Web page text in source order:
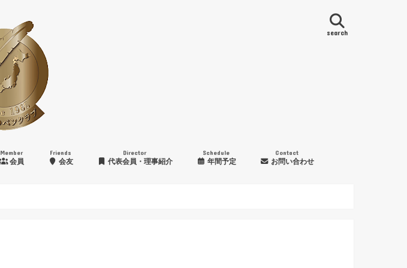
search
Member
会員
Friends
会友
Director
代表会員・理事紹介
Schedule
年間予定
Contact
お問い合わせ